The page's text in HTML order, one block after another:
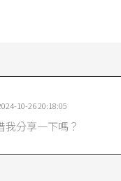
入工會、參加工會活動
：「本法用詞，定義如
或其他阻礙事業正常運作
10-26 20:18:05
我分享一下嗎？